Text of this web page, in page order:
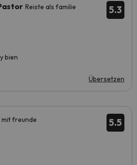
5.3
Reiste als familie
bien
Übersetzen
5.5
mit freunde